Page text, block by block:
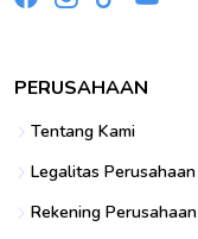
PERUSAHAAN
Tentang Kami
Legalitas Perusahaan
Rekening Perusahaan